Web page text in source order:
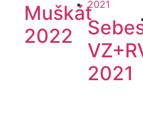
Muškát
2022
2021